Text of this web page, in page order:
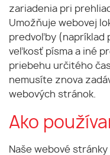
zariadenia pri
Umožňuje webovej
predvoľby (napríklad
veľkosť písma a iné
priebehu určitého
nemusíte znova
webových stránok.
Ako
Naše webové